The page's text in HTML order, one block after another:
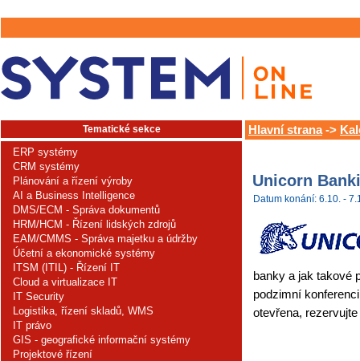
Tematické sekce
ERP systémy
CRM systémy
Plánování a řízení výroby
AI a Business Intelligence
DMS/ECM - Správa dokumentů
HRM/HCM - Řízení lidských zdrojů
EAM/CMMS - Správa majetku a údržby
Účetní a ekonomické systémy
ITSM (ITIL) - Řízení IT
Cloud a virtualizace IT
IT Security
Logistika, řízení skladů, WMS
IT právo
GIS - geografické informační systémy
Projektové řízení
Hlavní strana->
Unicorn
Datum konání: 6.10. -
banky a jak takové
podzimní
otevřena,